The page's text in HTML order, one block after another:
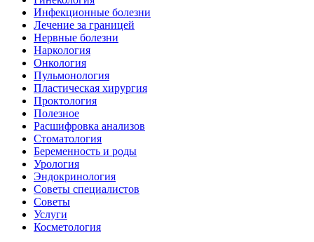
Инфекционные болезни
Лечение за границей
Нервные болезни
Наркология
Онкология
Пульмонология
Пластическая хирургия
Проктология
Полезное
Расшифровка анализов
Стоматология
Беременность и роды
Урология
Эндокринология
Советы специалистов
Советы
Услуги
Косметология